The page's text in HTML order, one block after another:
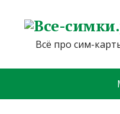
Всё про сим-